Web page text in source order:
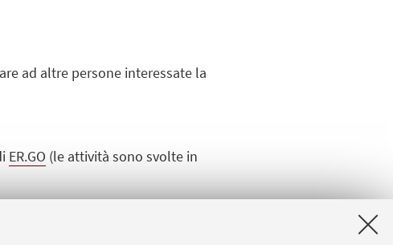
ad altre persone interessate la
ER.GO (le attività sono svolte in